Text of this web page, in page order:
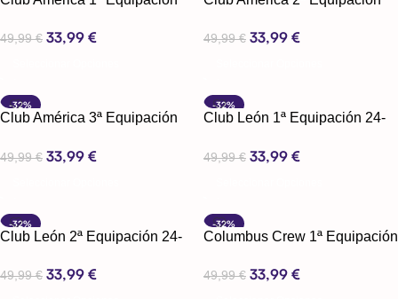
49,99€ 33,99 € 49,99€ 33,99 €
-32%
Club América 3ª Equipación
49,99€ 33,99 €
-32%
Club León 1ª Equipación 24-
49,99€ 33,99 €
-32%
Club León 2ª Equipación 24-
49,99€ 33,99 €
-32%
Columbus Crew 1ª Equipación
49,99€ 33,99 €